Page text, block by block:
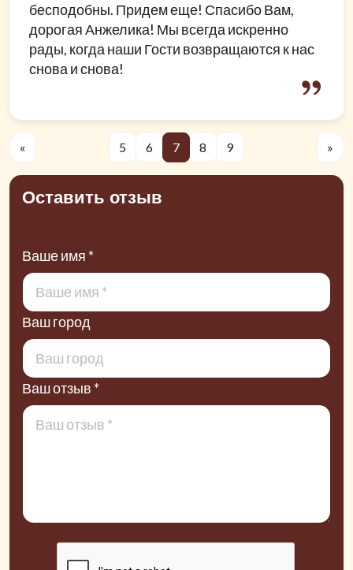
бесподобны. Придем еще! Спасибо Вам,
дорогая Анжелика! Мы всегда искренно
рады, когда наши Гости возвращаются к нас
снова и снова!
Оставить отзыв
Ваше имя *
Ваш город
Ваш отзыв *
« 5 6 7 8 9 »